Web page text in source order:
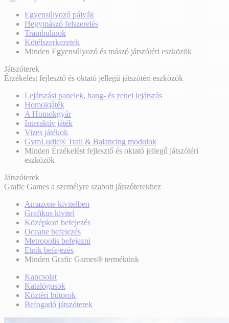
Egyensúlyozó pályák
Hegymászó felszerelés
Trambulinok
Kötélszerkezetek
Minden Egyensúlyozó és mászó játszótéri eszközök
Játszóterek
Érzékelést fejlesztő és oktató jellegű játszótéri eszközök
Lejátszási panelek, hang- és zenei lejátszás
Homokjáték
A Homokgyár
Interaktív játék
Vizes játékok
GymLudic® Trail & Balancing modulok
Minden Érzékelést fejlesztő és oktató jellegű játszótéri
eszközök
Játszóterek
Grafic Games a személyre szabott játszóterekhez
Amazone kivitelben
Grafikus kivitel
Középkori befejezés
Oceane befejezés
Metropolis befejezni
Etnik befejezés
Minden Grafic Games® termékünk
Kapcsolat
Katalógusok
Köztéri bútorok
Befogadó játszóterek